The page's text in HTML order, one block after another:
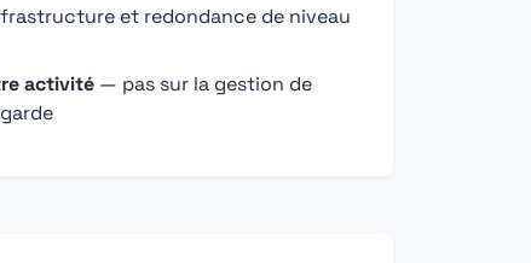
et redondance de niveau
activité — pas sur la gestion de